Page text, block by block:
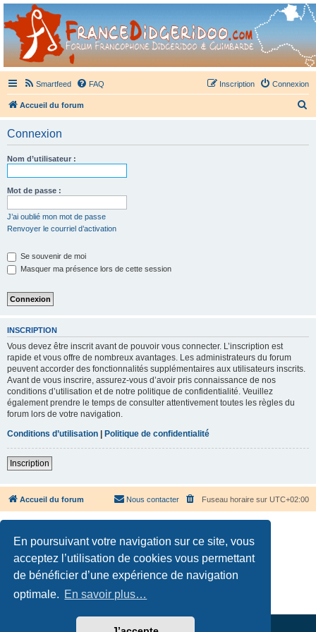
En poursuivant votre navigation sur ce site, vous
acceptez l’utilisation de cookies vous permettant
de bénéficier d’une expérience de navigation
optimale. En savoir plus…
France Didgeridoo
Didgeridoo et Guimbarde sur France Didgeridoo - retrouvez la communauté.
Smartfeed FAQ Connexion
Inscription
Accueil du forum
Connexion
Nom d’utilisateur :
Mot de passe :
J’ai oublié mon mot de passe
Renvoyer le courriel d’activation
Se souvenir de moi
Masquer ma présence lors de cette session
INSCRIPTION
Vous devez être inscrit avant de pouvoir vous connecter. L’inscription est
rapide et vous offre de nombreux avantages. Les administrateurs du forum
peuvent accorder des fonctionnalités supplémentaires aux utilisateurs inscrits.
Avant de vous inscrire, assurez-vous d’avoir pris connaissance de nos
conditions d’utilisation et de notre politique de confidentialité. Veuillez
également prendre le temps de consulter attentivement toutes les règles du
forum lors de votre navigation.
Conditions d’utilisation
Politique de confidentialité
Inscription
Accueil du forum Fuseau horaire sur UTC+02:00
Nous contacter
Développé parphpBB® Forum Software © phpBB Limited
Confidentialité